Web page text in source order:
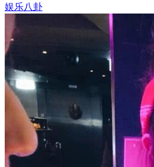
娱乐八卦